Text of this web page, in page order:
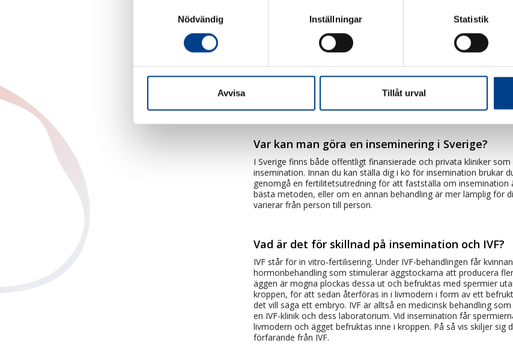
Nödvändig
Inställningar Statistik
Avvisa Tillåt urval
När kan en insemination göras?
klinik är det viktigt att vara tillgänglig under den aktuella perioden,
Var kan man göra en inseminering i Sverige?
I Sverige finns både offentligt finansierade och privata kliniker
insemination. Innan du kan ställa dig i kö för insemination brukar
genomgå en fertilitetsutredning för att fastställa om insemination
bästa metoden, eller om en annan behandling är mer lämplig för
varierar från person till person.
Vad är det för skillnad på insemination och IVF?
IVF står för in vitro-fertilisering. Under IVF-behandlingen får
hormonbehandling som stimulerar äggstockarna att producera
äggen är mogna plockas dessa ut och befruktas med spermier
kroppen, för att sedan återföras in i livmodern i form av ett
det vill säga ett embryo. IVF är alltså en medicinsk behandling
en IVF-klinik och dess laboratorium. Vid insemination får
livmodern och ägget befruktas inne i kroppen. På så vis skiljer sig
förfarande från IVF.